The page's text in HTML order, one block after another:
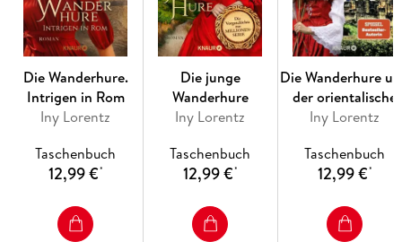
Die Wanderhure.
Intrigen in Rom
Iny Lorentz
Taschenbuch
12,99 €*
Die junge
Wanderhure
Iny Lorentz
Taschenbuch
12,99 €*
Die Wanderhure
der orientalische
Arzt
Iny Lorentz
Taschenbuch
12,99 €*